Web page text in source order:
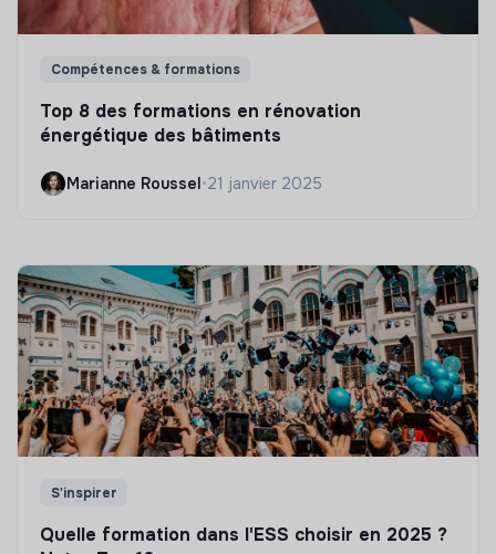
Compétences & formations
Top 8 des formations en rénovation
énergétique des bâtiments
Marianne Roussel•21 janvier 2025
S'inspirer
Quelle formation dans l'ESS choisir en 2025 ?